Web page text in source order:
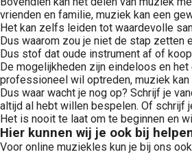
vrienden en familie, muziek kan een
Het kan zelfs leiden tot waardevolle
Dus waarom zou je niet de stap zetten
Dus stof dat oude instrument af of
De mogelijkheden zijn eindeloos en
professioneel wil optreden, muziek
Dus waar wacht je nog op? Schrijf je
altijd al hebt willen bespelen. Of schrijf
Het is nooit te laat om te beginnen en
Hier kunnen wij je ook bij
Voor online muziekles kun je bij ons